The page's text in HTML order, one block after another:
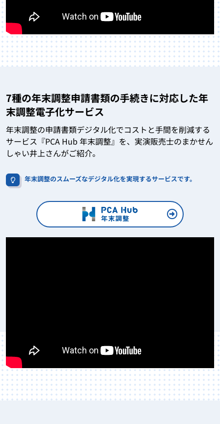
7種の年末調整申請書類の手続きに対応した年
末調整電子化サービス
年末調整の申請書類デジタル化でコストと手間を削減する
サービス『PCA Hub 年末調整』を、実演販売士のまかせん
しゃい井上さんがご紹介。
年末調整のスムーズなデジタル化を実現するサービスです。